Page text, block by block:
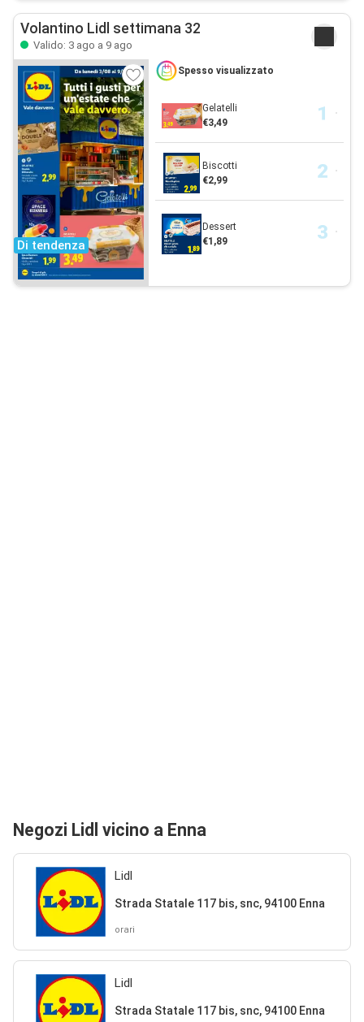
Volantino Lidl settimana 32
Valido: 3 ago a 9 ago
Di tendenza
Spesso visualizzato
Gelatelli
€3,49
Biscotti
€2,99
Dessert
€1,89
Negozi Lidl vicino a Enna
Lidl
Strada Statale 117 bis, snc, 94100 Enna
orari
Lidl
Strada Statale 117 bis, snc, 94100 Enna